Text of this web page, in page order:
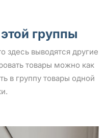
группы
здесь выводятся другие
товары можно как
в группу товары одной